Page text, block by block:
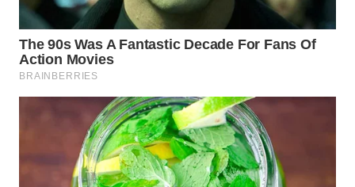
CIANJUR
WN
KEPULAUAN
SERIBU
TANGERANG